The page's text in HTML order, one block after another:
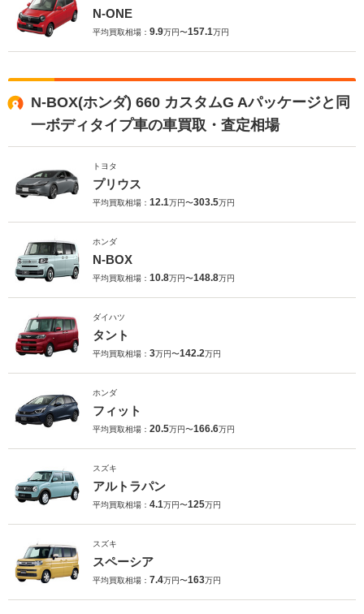
N-ONE
平均買取相場： 9.9万円〜157.1万円
N-BOX(ホンダ) 660 カスタムG Aパッケージと同
一ボディタイプ車の車買取・査定相場
トヨタ
プリウス
平均買取相場： 12.1万円〜303.5万円
ホンダ
N-BOX
平均買取相場： 10.8万円〜148.8万円
ダイハツ
タント
平均買取相場： 3万円〜142.2万円
ホンダ
フィット
平均買取相場： 20.5万円〜166.6万円
スズキ
アルトラパン
平均買取相場： 4.1万円〜125万円
スズキ
スペーシア
平均買取相場： 7.4万円〜163万円